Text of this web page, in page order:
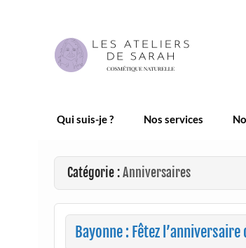
Les Ateliers de
Qui suis-je ? Nos services
Catégorie :Anniversaires
Bayonne : Fêtez